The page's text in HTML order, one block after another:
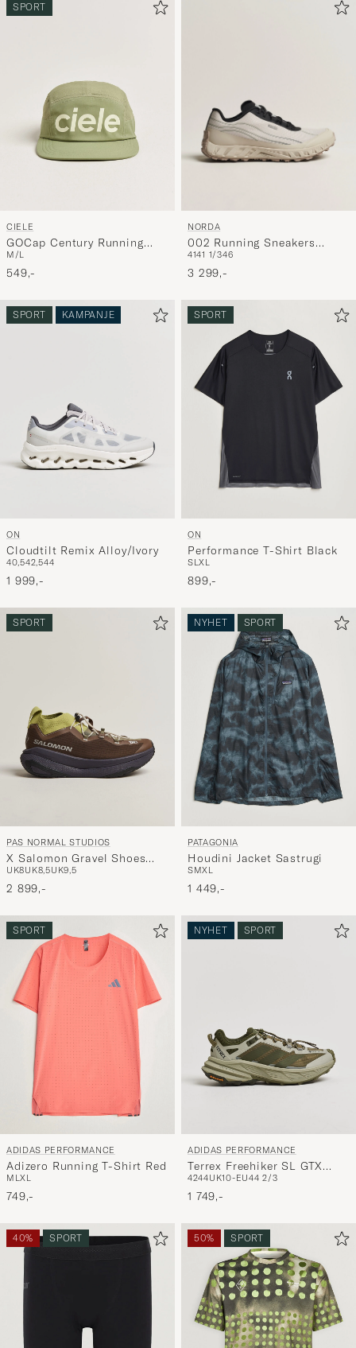
utvalg
til
SPORT
CIELE
GOCap Century Running
Cap Toad
M/L
549,-
NORDA
002 Running Sneakers
Cinder
4141 1/346
3 299,-
SPORT KAMPANJE
ON
Cloudtilt Remix Alloy/Ivory
40,542,544
1 999,-
SPORT
ON
Performance T-Shirt Black
SLXL
899,-
SPORT
PAS NORMAL STUDIOS
X Salomon Gravel Shoes
Dark Earth
UK8UK8,5UK9,5
2 899,-
NYHET SPORT
PATAGONIA
Houdini Jacket Sastrugi
SMXL
1 449,-
SPORT
ADIDAS PERFORMANCE
Adizero Running T-Shirt Red
M LXL
749,-
NYHET SPORT
ADIDAS PERFORMANCE
Terrex Freehiker SL GTX
Olive/Khaki
4244UK10-EU44 2/3
1 749,-
40% SPORT 50% SPORT